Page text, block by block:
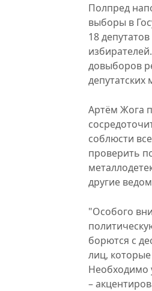
Полпред
выборы в
18
довыборов
депутатских
Артём Жога
соблюсти
проверить
другие
"Особого
борются с
лиц,
Необходимо
–